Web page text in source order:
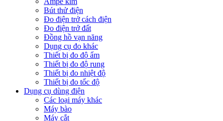
Bút thử điện
Đo điện trở cách điện
Đo điện trở đất
Đồng hồ vạn năng
Dụng cụ đo khác
Thiết bị đo độ ẩm
Thiết bị đo độ rung
Thiết bị đo nhiệt độ
Thiết bị đo tốc độ
Dụng cụ dùng điện
Các loại máy khác
Máy bào
Máy cắt